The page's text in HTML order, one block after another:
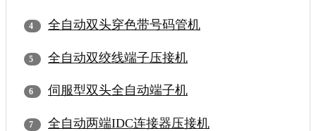
全自动双头穿色带号码管机
全自动双绞线端子压接机
伺服型双头全自动端子机
全自动两端IDC连接器压接机